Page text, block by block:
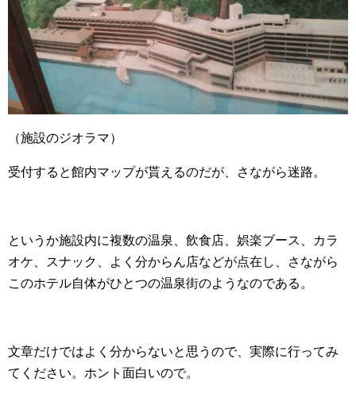
（施設のジオラマ）
受付すると館内マップが貰えるのだが、さながら迷路。
というか施設内に複数の温泉、飲食店、娯楽ブース、カラ
オケ、スナック、よく分からん店などが点在し、さながら
このホテル自体がひとつの温泉街のようなのである。
文章だけではよく分からないと思うので、実際に行ってみ
てください。ホント面白いので。